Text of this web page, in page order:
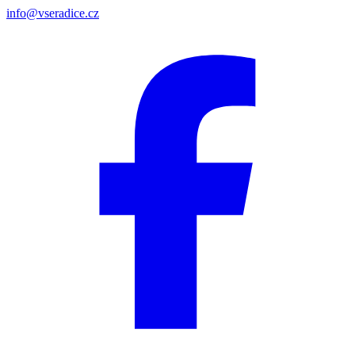
info@vseradice.cz